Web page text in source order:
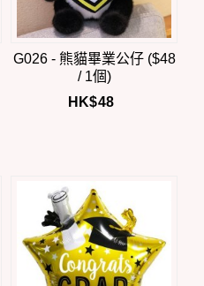
G026 - 熊貓畢業公仔 ($48
/ 1個)
HK$48